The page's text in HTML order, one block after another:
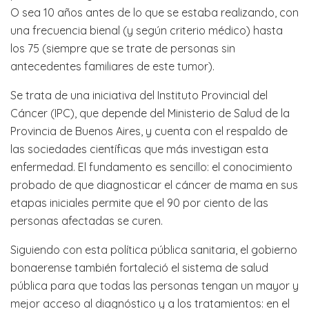
O sea 10 años antes de lo que se estaba realizando, con
una frecuencia bienal (y según criterio médico) hasta
los 75 (siempre que se trate de personas sin
antecedentes familiares de este tumor).
Se trata de una iniciativa del Instituto Provincial del
Cáncer (IPC), que depende del Ministerio de Salud de la
Provincia de Buenos Aires, y cuenta con el respaldo de
las sociedades científicas que más investigan esta
enfermedad. El fundamento es sencillo: el conocimiento
probado de que diagnosticar el cáncer de mama en sus
etapas iniciales permite que el 90 por ciento de las
personas afectadas se curen.
Siguiendo con esta política pública sanitaria, el gobierno
bonaerense también fortaleció el sistema de salud
pública para que todas las personas tengan un mayor y
mejor acceso al diagnóstico y a los tratamientos: en el